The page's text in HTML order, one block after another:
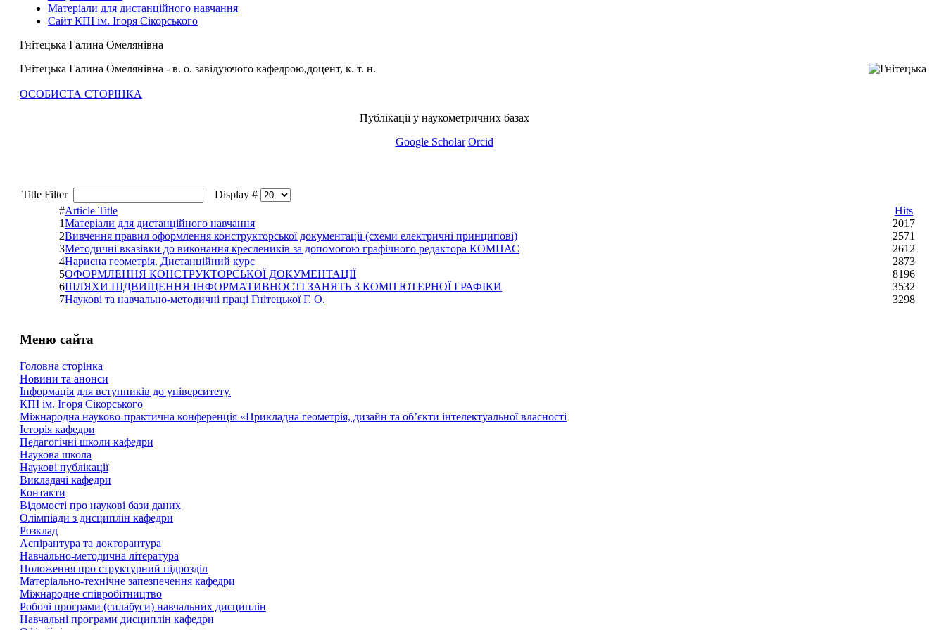
Матеріали для дистанційного навчання
Сайт КПІ ім. Ігоря Сікорського
Гнітецька Галина Омелянівна
Гнітецька Галина Омелянівна - в. о. завідуючого кафедрою,доцент, к. т. н.
ОСОБИСТА СТОРІНКА
Публікації у наукометричних базах
Google Scholar Orcid
Title Filter
Display #
#Article Title
Hits
1Матеріали для дистанційного навчання
2017
2Вивчення правил оформлення конструкторської документації (схеми електричні принципові)
2571
3Методичні вказівки до виконання креслеників за допомогою графічного редактора КОМПАС
2612
4Нарисна геометрія. Дистанційний курс
2873
5ОФОРМЛЕННЯ КОНСТРУКТОРСЬКОЇ ДОКУМЕНТАЦІЇ
8196
6ШЛЯХИ ПІДВИЩЕННЯ ІНФОРМАТИВНОСТІ ЗАНЯТЬ З КОМП'ЮТЕРНОЇ ГРАФІКИ
3532
7Наукові та навчально-методичні праці Гнітецької Г. О. 3298
Меню сайта
Головна сторінка
Новини та анонси
Інформація для вступників до університету.
КПІ ім. Ігоря Сікорського
Міжнародна науково-практична конференція «Прикладна геометрія, дизайн та об’єкти інтелектуальної власності
Історія кафедри
Педагогічні школи кафедри
Наукова школа
Наукові публікації
Викладачі кафедри
Контакти
Відомості про наукові бази даних
Олімпіади з дисциплін кафедри
Розклад
Аспірантура та докторантура
Навчально-методична література
Положення про структурний підрозділ
Матеріально-технічне запезпечення кафедри
Міжнародне співробітництво
Робочі програми (силабуси) навчальних дисциплін
Навчальні програми дисциплін кафедри